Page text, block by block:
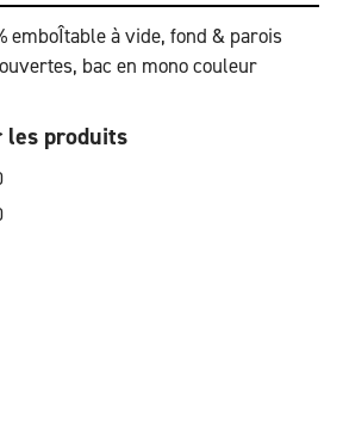
emboÎtable à vide, fond & parois
bac en mono couleur
les produits